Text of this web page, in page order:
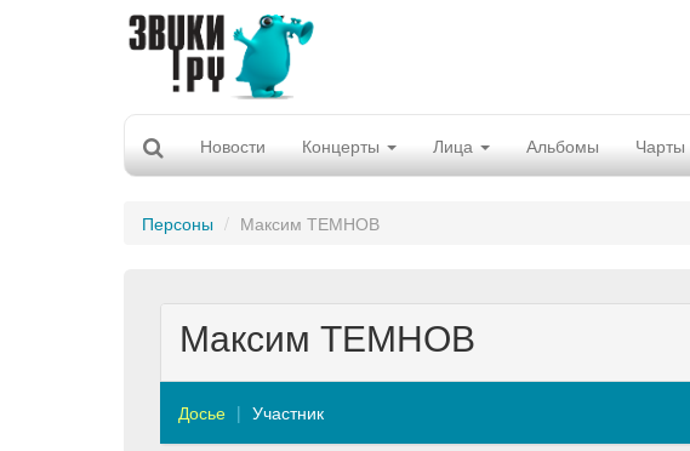
Новости Концерты Лица Альбомы Чарты
Персоны Максим ТЕМНОВ
Максим ТЕМНОВ
Досье Участник